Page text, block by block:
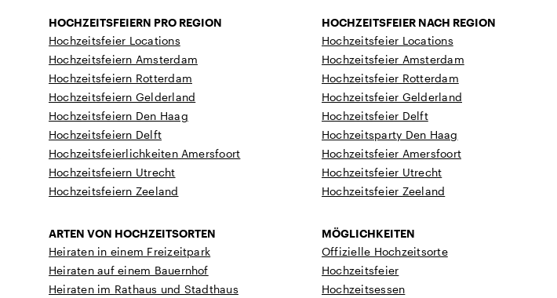
HOCHZEITSFEIERN PRO REGION
Hochzeitsfeier Locations
Hochzeitsfeiern Amsterdam
Hochzeitsfeiern Rotterdam
Hochzeitsfeiern Gelderland
Hochzeitsfeiern Den Haag
Hochzeitsfeiern Delft
Hochzeitsfeierlichkeiten Amersfoort
Hochzeitsfeiern Utrecht
Hochzeitsfeiern Zeeland
HOCHZEITSFEIER NACH REGION
Hochzeitsfeier Locations
Hochzeitsfeier Amsterdam
Hochzeitsfeier Rotterdam
Hochzeitsfeier Gelderland
Hochzeitsfeier Delft
Hochzeitsparty Den Haag
Hochzeitsfeier Amersfoort
Hochzeitsfeier Utrecht
Hochzeitsfeier Zeeland
ARTEN VON HOCHZEITSORTEN
Heiraten in einem Freizeitpark
Heiraten auf einem Bauernhof
Heiraten im Rathaus und Stadthaus
MÖGLICHKEITEN
Offizielle Hochzeitsorte
Hochzeitsfeier
Hochzeitsessen